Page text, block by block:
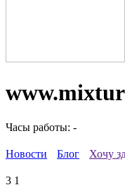
Часы работы: -
Новости Блог Хочу
3 1